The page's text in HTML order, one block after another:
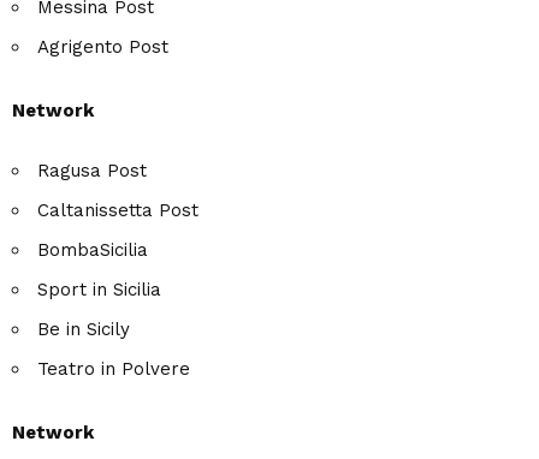
Messina Post
Agrigento Post
Network
Ragusa Post
Caltanissetta Post
BombaSicilia
Sport in Sicilia
Be in Sicily
Teatro in Polvere
Network